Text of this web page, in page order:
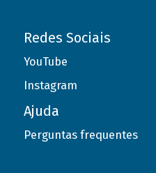
Redes Sociais
YouTube
Instagram
Ajuda
Perguntas frequentes